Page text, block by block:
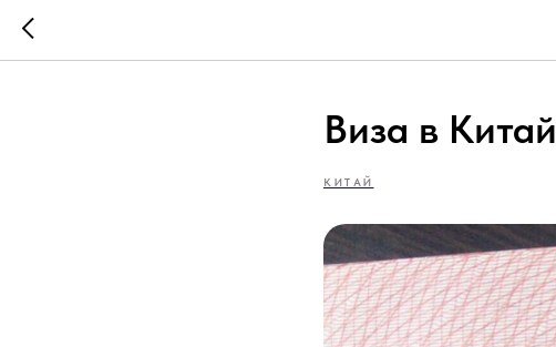
Виза в Китай
КИТАЙ